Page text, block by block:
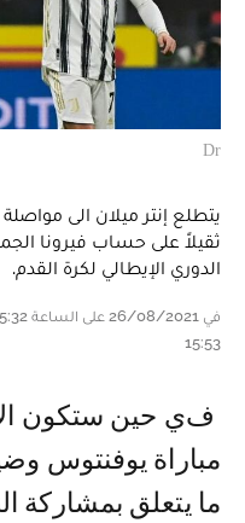
Dr
يتطلع إنتر ميلان الى
ثقيلاً على حساب فيرونا
الدوري الإيطالي لكرة القدم.
15:53
في حين ستكون الانظار مسلطة على
مباراة يوفنتوس
ما يتعلق بمشاركة